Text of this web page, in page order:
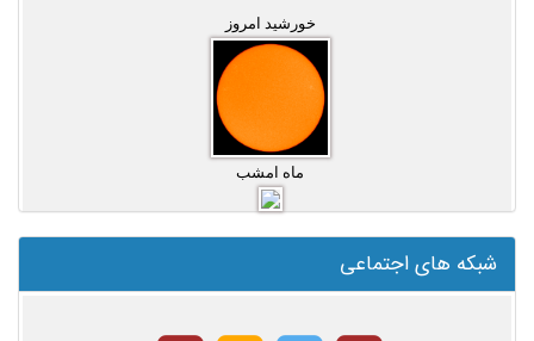
خورشید امروز
ماه امشب
شبکه های اجتماعی